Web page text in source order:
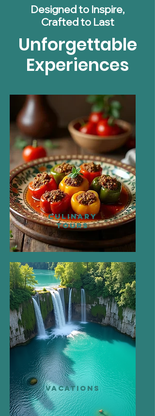
Designed to Inspire,
Crafted to Last
Unforgettable
Experiences
CULINARY
TOURS
VACATIONS